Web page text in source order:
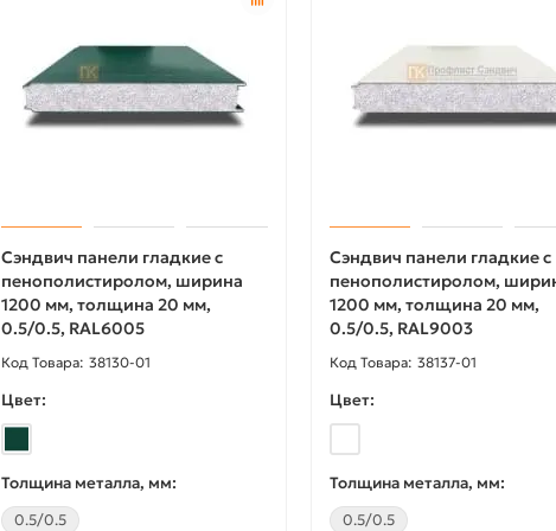
В корзину В корзину
Сэндвич панели гладкие с
пенополистиролом, ширина
1200 мм, толщина 20 мм,
0.5/0.5, RAL6005
38130-01
Цвет:
Толщина металла, мм:
0.5/0.5
Сэндвич панели гладкие с
пенополистиролом,
1200 мм, толщина 20 мм,
0.5/0.5, RAL9003
38137-01
Цвет:
Толщина металла, мм:
0.5/0.5